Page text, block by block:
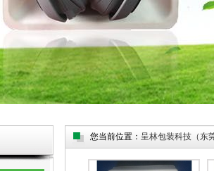
您当前位置： 呈林包装科技（东